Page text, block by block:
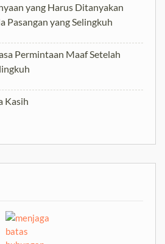
yang Harus Ditanyakan
Pasangan yang Selingkuh
Permintaan Maaf Setelah
Kasih